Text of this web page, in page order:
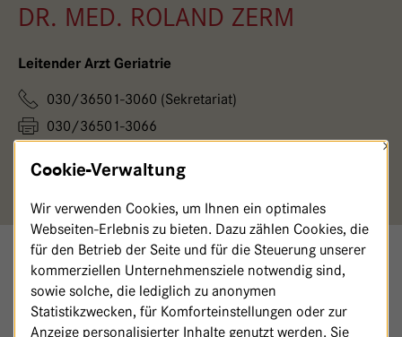
DR. MED. ROLAND ZERM
Leitender Arzt Geriatrie
030/36501-3060 (Sekretariat)
030/36501-3066
Fachgebiet: Diabetologie, Geriatrie
FACHLICHE QUALIFIKATIONEN
Facharzt für Innere Medizin, Diabetologie, Geriatrie, Arzt
für Anthroposophische Medizin GAÄD
Cookie-Verwaltung
×
Wir verwenden Cookies, um Ihnen ein optimales
Webseiten-Erlebnis zu bieten. Dazu zählen Cookies, die
für den Betrieb der Seite und für die Steuerung unserer
kommerziellen Unternehmensziele notwendig sind,
sowie solche, die lediglich zu anonymen
Statistikzwecken, für Komforteinstellungen oder zur
Anzeige personalisierter Inhalte genutzt werden. Sie